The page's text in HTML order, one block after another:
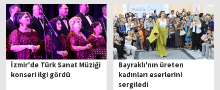
İzmir'de Türk Sanat Müziği
konseri ilgi gördü
Bayraklı'nın üreten
kadınları eserlerini
sergiledi